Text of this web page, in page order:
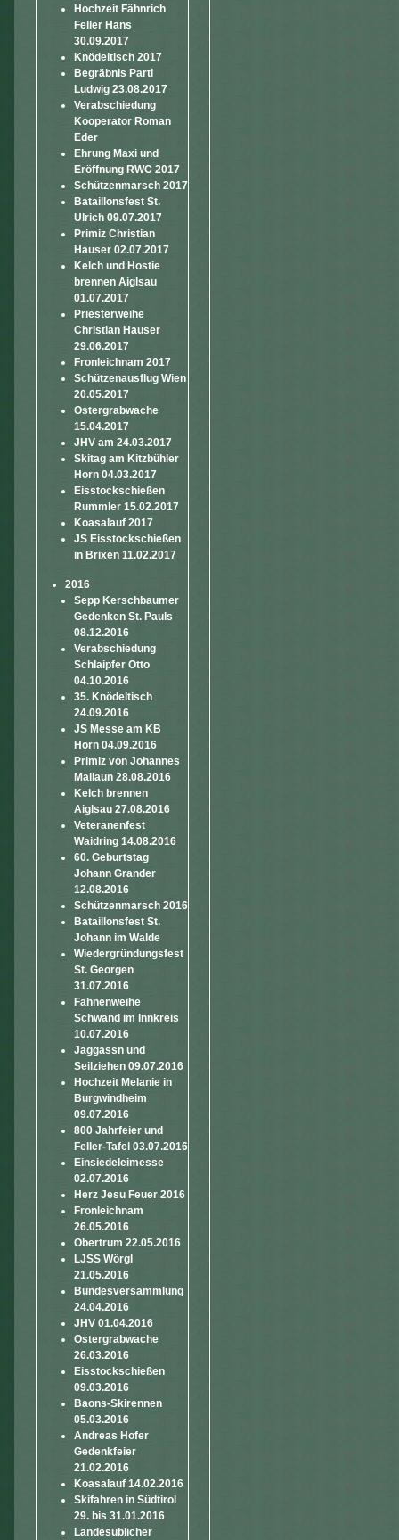
Hochzeit Fähnrich
Feller Hans
30.09.2017
Knödeltisch 2017
Begräbnis Partl
Ludwig 23.08.2017
Verabschiedung
Kooperator Roman
Eder
Ehrung Maxi und
Eröffnung RWC 2017
Schützenmarsch 2017
Bataillonsfest St.
Ulrich 09.07.2017
Primiz Christian
Hauser 02.07.2017
Kelch und Hostie
brennen Aiglsau
01.07.2017
Priesterweihe
Christian Hauser
29.06.2017
Fronleichnam 2017
Schützenausflug Wien
20.05.2017
Ostergrabwache
15.04.2017
JHV am 24.03.2017
Skitag am Kitzbühler
Horn 04.03.2017
Eisstockschießen
Rummler 15.02.2017
Koasalauf 2017
JS Eisstockschießen
in Brixen 11.02.2017
2016
Sepp Kerschbaumer
Gedenken St. Pauls
08.12.2016
Verabschiedung
Schlaipfer Otto
04.10.2016
35. Knödeltisch
24.09.2016
JS Messe am KB
Horn 04.09.2016
Primiz von Johannes
Mallaun 28.08.2016
Kelch brennen
Aiglsau 27.08.2016
Veteranenfest
Waidring 14.08.2016
60. Geburtstag
Johann Grander
12.08.2016
Schützenmarsch 2016
Bataillonsfest St.
Johann im Walde
Wiedergründungsfest
St. Georgen
31.07.2016
Fahnenweihe
Schwand im Innkreis
10.07.2016
Jaggassn und
Seilziehen 09.07.2016
Hochzeit Melanie in
Burgwindheim
09.07.2016
800 Jahrfeier und
Feller-Tafel 03.07.2016
Einsiedeleimesse
02.07.2016
Herz Jesu Feuer 2016
Fronleichnam
26.05.2016
Obertrum 22.05.2016
LJSS Wörgl
21.05.2016
Bundesversammlung
24.04.2016
JHV 01.04.2016
Ostergrabwache
26.03.2016
Eisstockschießen
09.03.2016
Baons-Skirennen
05.03.2016
Andreas Hofer
Gedenkfeier
21.02.2016
Koasalauf 14.02.2016
Skifahren in Südtirol
29. bis 31.01.2016
Landesüblicher